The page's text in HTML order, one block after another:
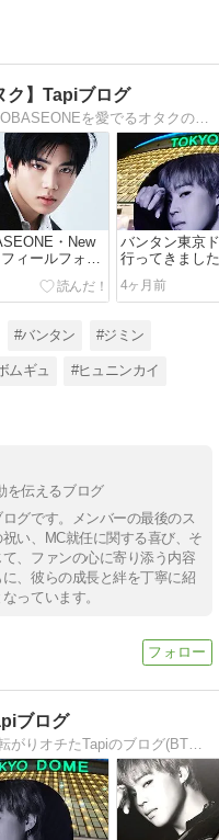
ク】Tapiブログ
TOMORROWXTOGETHERとZEROBASEONEを愛でるオタクの備忘録★親子でMOA＆ZEROSE＆ARMYです★バンタンブログも別アカで運営中
・New
ィールフォト
バンタン東京
行ってきまし
4ヶ月前
#バンタン #ジミン
ムギュ #ヒュニンカイ
を伝えるブログ
グです。メンバーの最後のス
い、MC就任に関する喜び、そ
、ファンの心に寄り添う内容
、彼らの成長と絆を丁寧に紹
っています。
ブログ
ジャニ沼から一気にバンタン沼に転がりオチたTapiのブログ(BTS 防弾少年団)